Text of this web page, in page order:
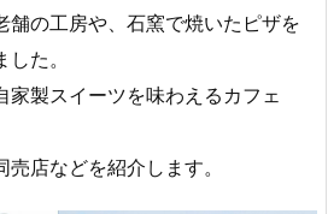
舗の工房や、石窯で焼いたピザを
た。
家製スイーツを味わえるカフェ
店などを紹介します。